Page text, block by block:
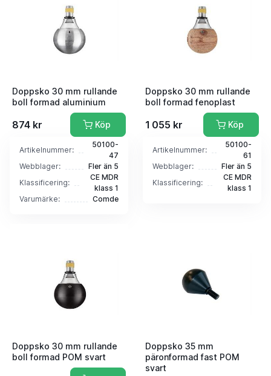
Doppsko 30 mm rullande
boll formad aluminium
874 kr Köp
Artikelnummer:
50100-
47
Webblager:
Fler än 5
Klassificering:
CE MDR
klass 1
Varumärke:
Comde
Doppsko 30 mm rullande
boll formad fenoplast
1 055 kr Köp
Artikelnummer:
50100-
61
Webblager:
Fler än 5
Klassificering:
CE MDR
klass 1
Doppsko 30 mm rullande
boll formad POM svart
Doppsko 35 mm
päronformad fast POM
svart